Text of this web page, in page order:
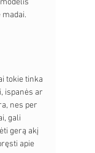
tokie tinka
ispanės ar
nes per
gali
gerą akį
apie